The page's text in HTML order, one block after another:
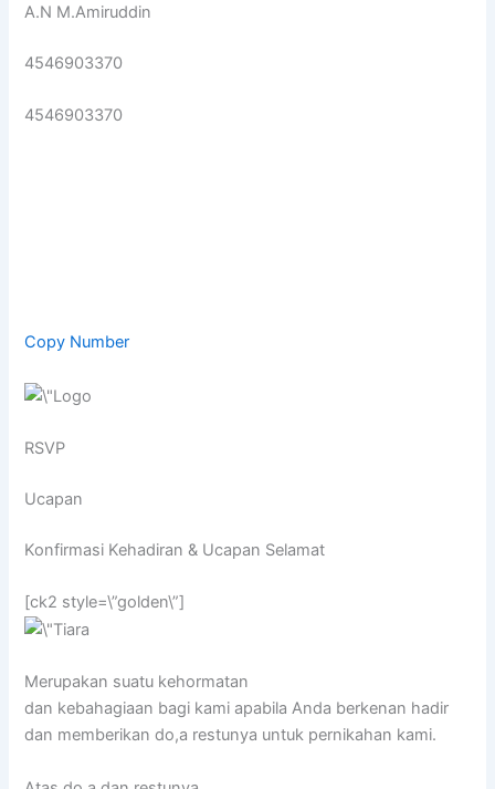
A.N M.Amiruddin
4546903370
4546903370
Copy Number
RSVP
Ucapan
Konfirmasi Kehadiran & Ucapan Selamat
[ck2 style=\”golden\”]
Merupakan suatu kehormatan
dan kebahagiaan bagi kami apabila Anda berkenan hadir
dan memberikan do,a restunya untuk pernikahan kami.